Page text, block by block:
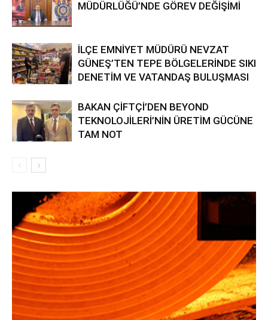
MÜDÜRLÜĞÜ’NDE GÖREV DEĞİŞİMİ
İLÇE EMNİYET MÜDÜRÜ NEVZAT
GÜNEŞ’TEN TEPE BÖLGELERİNDE SIKI
DENETİM VE VATANDAŞ BULUŞMASI
BAKAN ÇİFTÇİ’DEN BEYOND
TEKNOLOJİLERİ’NİN ÜRETİM GÜCÜNE
TAM NOT